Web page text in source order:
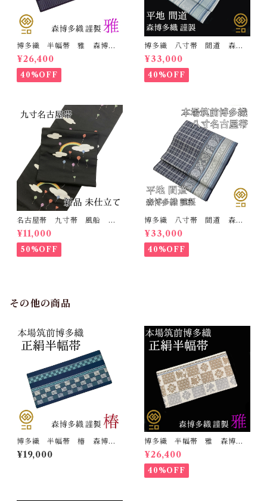
博多織 半幅帯 雅 森博多
織 正絹 リバーシブル 長
さ/3m78cm 日本製 和装
小袋帯 半巾帯
¥26,400
40%OFF
博多織 八寸帯 間道 森博
多織 正絹 日本製 未仕立
て 名古屋帯
¥33,000
40%OFF
名古屋帯 九寸帯 風船
雲 虹 正絹 日本製 九寸
名古屋帯
¥11,000
50%OFF
博多織 八寸帯 間道 森博
多織 正絹 日本製 未仕立
て 名古屋帯
¥33,000
40%OFF
その他の商品
博多織 半幅帯 椿 森博多
織 正絹 長さ/3m78cm 日
本製 和装 小袋帯 半巾帯
¥19,000
博多織 半幅帯 雅 森博多
織 正絹 リバーシブル 長
さ/3m78cm 日本製 和装
小袋帯 半巾帯
¥26,400
40%OFF